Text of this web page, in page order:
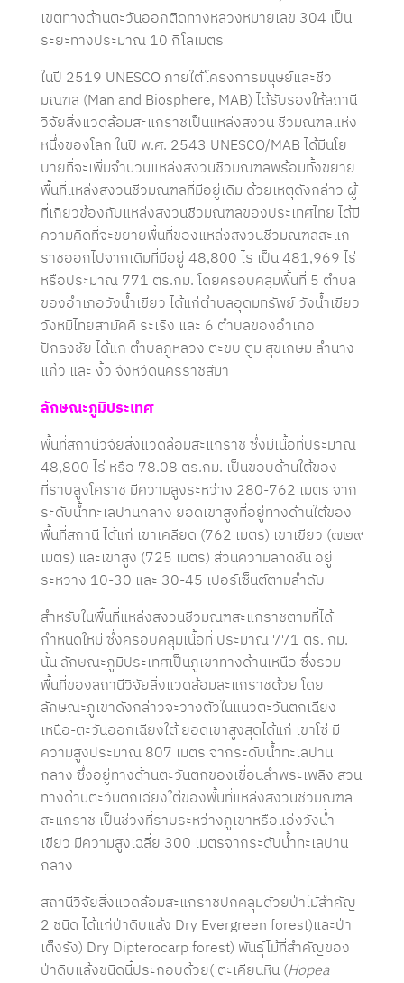
เขตทางด้านตะวันออกติดทางหลวงหมายเลข 304 เป็น
ระยะทางประมาณ 10 กิโลเมตร
ในปี 2519 UNESCO ภายใต้โครงการมนุษย์และชีว
มณฑล (Man and Biosphere, MAB) ได้รับรองให้สถานี
วิจัยสิ่งแวดล้อมสะแกราชเป็นแหล่งสงวน ชีวมณฑลแห่ง
หนึ่งของโลก ในปี พ.ศ. 2543 UNESCO/MAB ได้มีนโย
บายที่จะเพิ่มจำนวนแหล่งสงวนชีวมณฑลพร้อมทั้งขยาย
พื้นที่แหล่งสงวนชีวมณฑลที่มีอยู่เดิม ด้วยเหตุดังกล่าว ผู้
ที่เกี่ยวข้องกับแหล่งสงวนชีวมณฑลของประเทศไทย ได้มี
ความคิดที่จะขยายพื้นที่ของแหล่งสงวนชีวมณฑลสะแก
ราชออกไปจากเดิมที่มีอยู่ 48,800 ไร่ เป็น 481,969 ไร่
หรือประมาณ 771 ตร.กม. โดยครอบคลุมพื้นที่ 5 ตำบล
ของอำเภอวังน้ำเขียว ได้แก่ตำบลอุดมทรัพย์ วังน้ำเขียว
วังหมีไทยสามัคคี ระเริง และ 6 ตำบลของอำเภอ
ปักธงชัย ได้แก่ ตำบลภูหลวง ตะขบ ตูม สุขเกษม ลำนาง
แก้ว และ งิ้ว จังหวัดนครราชสีมา
ลักษณะภูมิประเทศ
พื้นที่สถานีวิจัยสิ่งแวดล้อมสะแกราช ซึ่งมีเนื้อที่ประมาณ
48,800 ไร่ หรือ 78.08 ตร.กม. เป็นขอบด้านใต้ของ
ที่ราบสูงโคราช มีความสูงระหว่าง 280-762 เมตร จาก
ระดับน้ำทะเลปานกลาง ยอดเขาสูงที่อยู่ทางด้านใต้ของ
พื้นที่สถานี ได้แก่ เขาเคลียด (762 เมตร) เขาเขียว (๗๒๙
เมตร) และเขาสูง (725 เมตร) ส่วนความลาดชัน อยู่
ระหว่าง 10-30 และ 30-45 เปอร์เซ็นต์ตามลำดับ
สำหรับในพื้นที่แหล่งสงวนชีวมณฑสะแกราชตามที่ได้
กำหนดใหม่ ซึ่งครอบคลุมเนื้อที่ ประมาณ 771 ตร. กม.
นั้น ลักษณะภูมิประเทศเป็นภูเขาทางด้านเหนือ ซึ่งรวม
พื้นที่ของสถานีวิจัยสิ่งแวดล้อมสะแกราชด้วย โดย
ลักษณะภูเขาดังกล่าวจะวางตัวในแนวตะวันตกเฉียง
เหนือ-ตะวันออกเฉียงใต้ ยอดเขาสูงสุดได้แก่ เขาโซ่ มี
ความสูงประมาณ 807 เมตร จากระดับน้ำทะเลปาน
กลาง ซึ่งอยู่ทางด้านตะวันตกของเขื่อนลำพระเพลิง ส่วน
ทางด้านตะวันตกเฉียงใต้ของพื้นที่แหล่งสงวนชีวมณฑล
สะแกราช เป็นช่วงที่ราบระหว่างภูเขาหรือแอ่งวังน้ำ
เขียว มีความสูงเฉลี่ย 300 เมตรจากระดับน้ำทะเลปาน
กลาง
สถานีวิจัยสิ่งแวดล้อมสะแกราชปกคลุมด้วยป่าไม้สำคัญ
2 ชนิด ได้แก่ป่าดิบแล้ง Dry Evergreen forest)และป่า
เต็งรัง) Dry Dipterocarp forest) พันธุ์ไม้ที่สำคัญของ
ป่าดิบแล้งชนิดนี้ประกอบด้วย( ตะเคียนหิน (Hopea